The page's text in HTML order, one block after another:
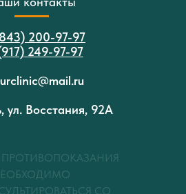
200-97-97
249-97-97
ул. Восстания, 92А
СО